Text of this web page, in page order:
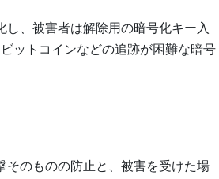
、被害者は解除用の暗号化キー入
ットコインなどの追跡が困難な暗号
そのものの防止と、被害を受けた場